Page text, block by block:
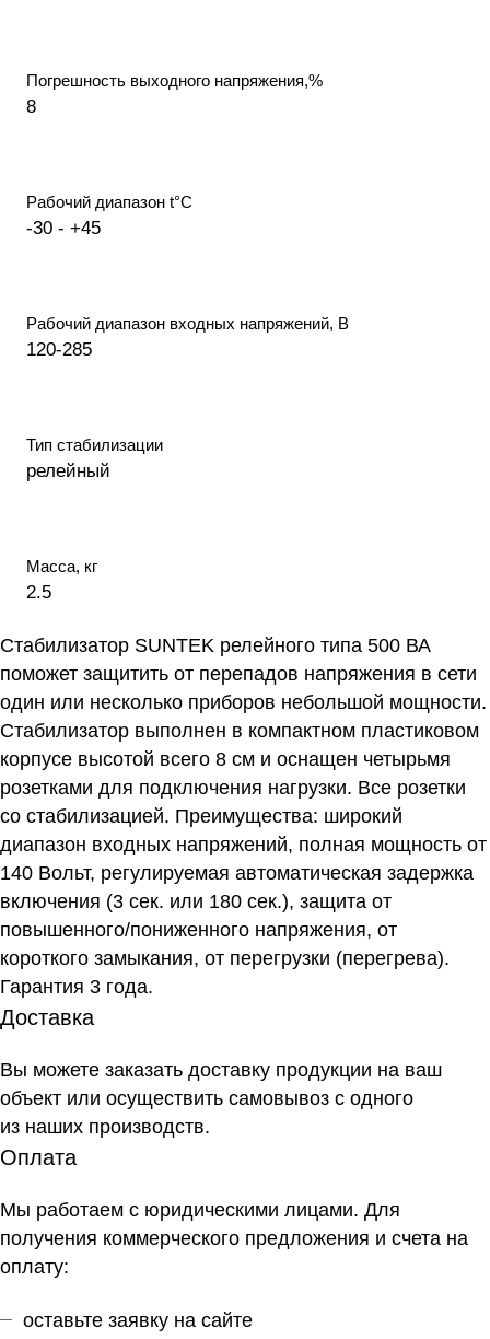
Погрешность выходного напряжения,%
8
Рабочий диапазон t°С
-30 - +45
Рабочий диапазон входных напряжений, В
120-285
Тип стабилизации
релейный
Масса, кг
2.5
Стабилизатор SUNTEK релейного типа 500 ВА
поможет защитить от перепадов напряжения в сети
один или несколько приборов небольшой мощности.
Стабилизатор выполнен в компактном пластиковом
корпусе высотой всего 8 см и оснащен четырьмя
розетками для подключения нагрузки. Все розетки
со стабилизацией. Преимущества: широкий
диапазон входных напряжений, полная мощность от
140 Вольт, регулируемая автоматическая задержка
включения (3 сек. или 180 сек.), защита от
повышенного/пониженного напряжения, от
короткого замыкания, от перегрузки (перегрева).
Гарантия 3 года.
Доставка
Вы можете заказать доставку продукции на ваш
объект или осуществить самовывоз с одного
из наших производств.
Оплата
Мы работаем с юридическими лицами. Для
получения коммерческого предложения и счета на
оплату:
оставьте заявку на сайте